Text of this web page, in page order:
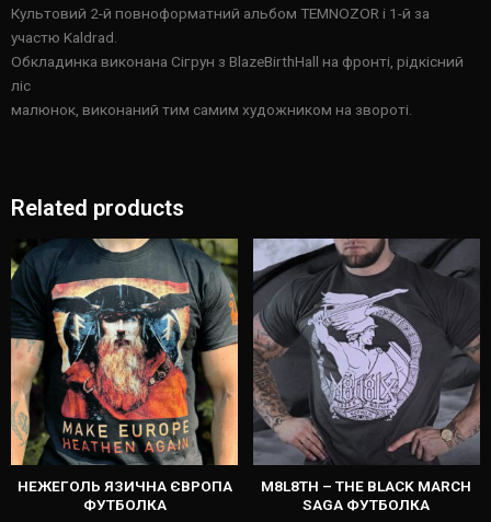
Культовий 2-й повноформатний альбом TEMNOZOR і 1-й за
участю Kaldrad.
Обкладинка виконана Сігрун з BlazeBirthHall на фронті, рідкісний
ліс
малюнок, виконаний тим самим художником на звороті.
Related products
НЕЖЕГОЛЬ ЯЗИЧНА ЄВРОПА
ФУТБОЛКА
M8L8TH – THE BLACK MARCH
SAGA ФУТБОЛКА